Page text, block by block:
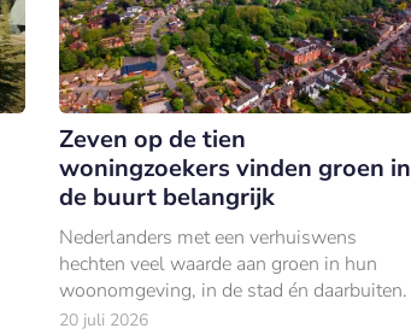
Zeven op de tien
woningzoekers vinden groen in
de buurt belangrijk
Nederlanders met een verhuiswens
hechten veel waarde aan groen in hun
woonomgeving, in de stad én daarbuiten.
20 juli 2026